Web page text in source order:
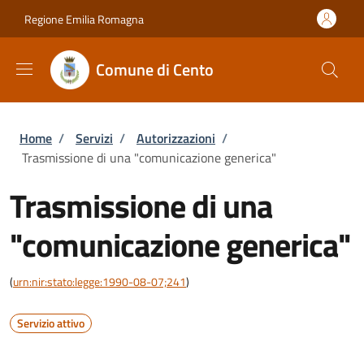
Regione Emilia Romagna
Comune di Cento
Briciole di pane
Home / Servizi / Autorizzazioni /
Trasmissione di una "comunicazione generica"
Trasmissione di una
"comunicazione generica"
(urn:nir:stato:legge:1990-08-07;241)
Servizio attivo